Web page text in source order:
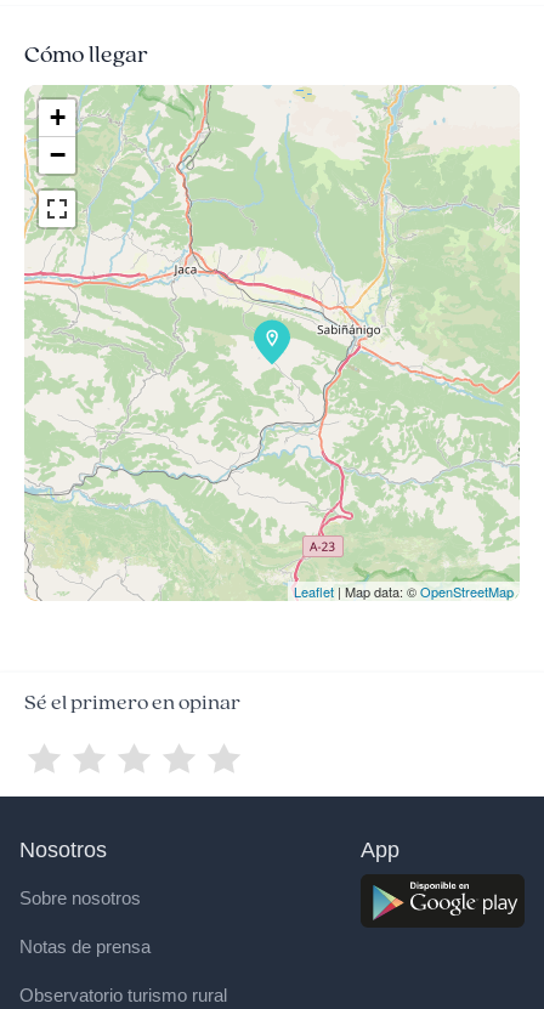
Cómo llegar
+
−
Leaflet | Map data: ©OpenStreetMap
Sé el primero en opinar
Nosotros
Sobre nosotros
Notas de prensa
Observatorio turismo rural
App